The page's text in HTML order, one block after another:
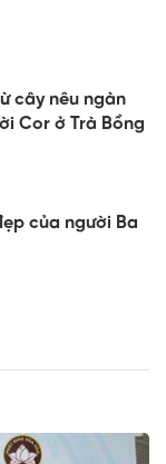
cây nêu ngàn
Cor ở Trà Bồng
của người Ba